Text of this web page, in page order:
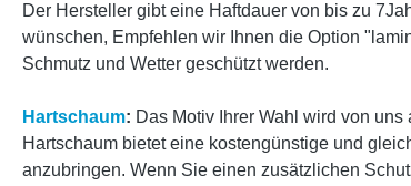
Der Hersteller gibt eine Haftdauer von bis zu
wünschen, Empfehlen wir Ihnen die Option
Schmutz und Wetter geschützt werden.
Hartschaum: Das Motiv Ihrer Wahl wird von
Hartschaum bietet eine kostengünstige und
anzubringen. Wenn Sie einen zusätzlichen